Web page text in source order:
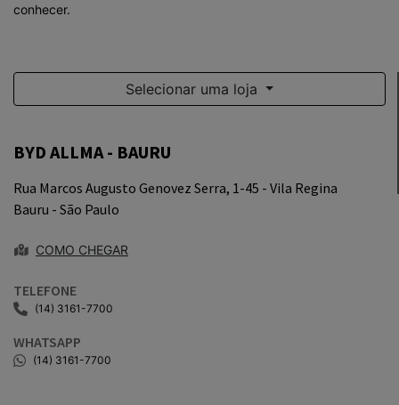
conhecer.
Selecionar uma loja
BYD ALLMA - BAURU
Rua Marcos Augusto Genovez Serra, 1-45 - Vila Regina
Bauru - São Paulo
COMO CHEGAR
TELEFONE
(14) 3161-7700
WHATSAPP
(14) 3161-7700